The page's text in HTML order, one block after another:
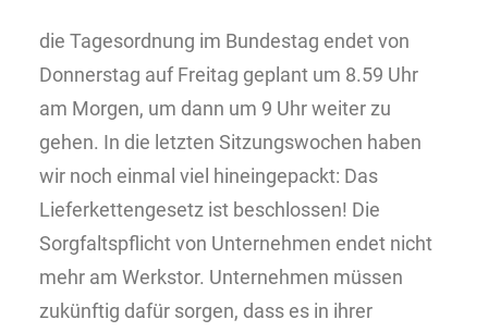
die Tagesordnung im Bundestag endet von
Donnerstag auf Freitag geplant um 8.59 Uhr
am Morgen, um dann um 9 Uhr weiter zu
gehen. In die letzten Sitzungswochen haben
wir noch einmal viel hineingepackt: Das
Lieferkettengesetz ist beschlossen! Die
Sorgfaltspflicht von Unternehmen endet nicht
mehr am Werkstor. Unternehmen müssen
zukünftig dafür sorgen, dass es in ihrer